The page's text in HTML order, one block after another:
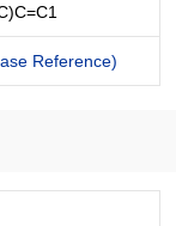
Reference)